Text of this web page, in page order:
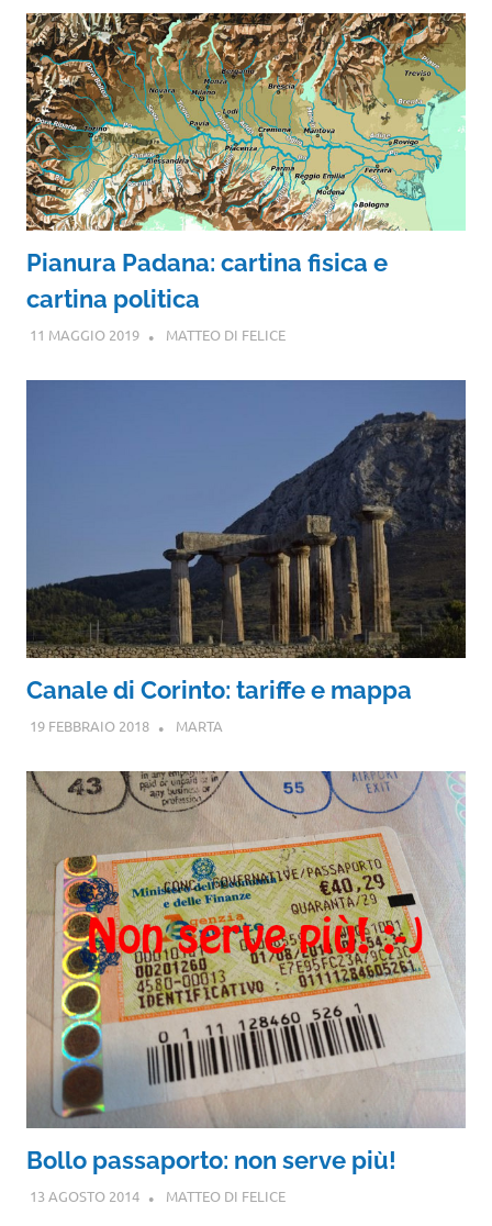
Pianura Padana: cartina fisica e
cartina politica
11 MAGGIO 2019 MATTEO DI FELICE
Canale di Corinto: tariffe e mappa
19 FEBBRAIO 2018 MARTA
Bollo passaporto: non serve più!
13 AGOSTO 2014 MATTEO DI FELICE